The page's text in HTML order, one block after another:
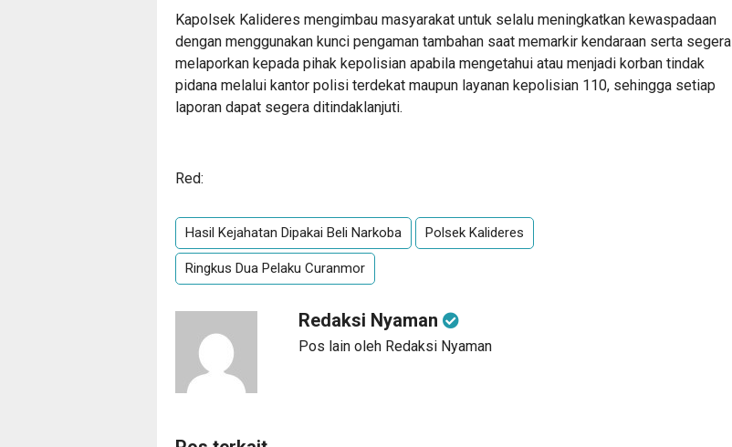
Kapolsek Kalideres mengimbau masyarakat untuk selalu meningkatkan kewaspadaan
dengan menggunakan kunci pengaman tambahan saat memarkir kendaraan serta segera
melaporkan kepada pihak kepolisian apabila mengetahui atau menjadi korban tindak
pidana melalui kantor polisi terdekat maupun layanan kepolisian 110, sehingga setiap
laporan dapat segera ditindaklanjuti.
Red:
Hasil Kejahatan Dipakai Beli Narkoba Polsek Kalideres
Ringkus Dua Pelaku Curanmor
Redaksi Nyaman
Pos lain oleh Redaksi Nyaman